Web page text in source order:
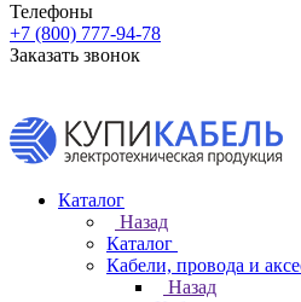
Телефоны
+7 (800) 777-94-78
Заказать звонок
Каталог
Назад
Каталог
Кабели, провода и
Назад